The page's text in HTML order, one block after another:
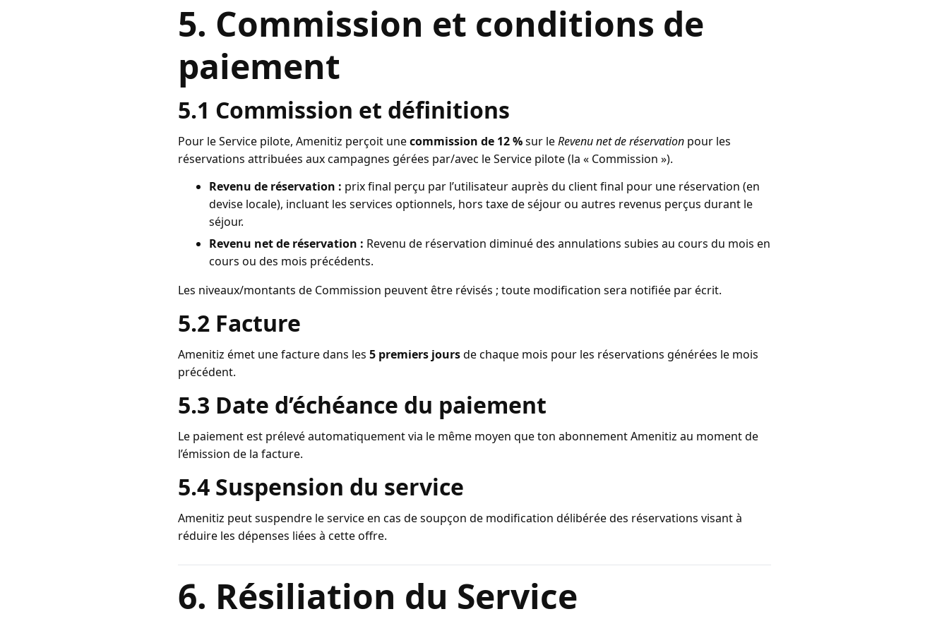
5. Commission et conditions de
paiement
5.1 Commission et définitions
Pour le Service pilote, Amenitiz perçoit unecommission de 12 %sur leRevenu net de réservation pour les
réservations attribuées aux campagnes gérées par/avec le Service pilote (la « Commission »).
Revenu de réservation : prix final perçu par l’utilisateur auprès du client final pour une réservation (en
devise locale), incluant les services optionnels, hors taxe de séjour ou autres revenus perçus durant le
séjour.
Revenu net de réservation : Revenu de réservation diminué des annulations subies au cours du mois en
cours ou des mois précédents.
Les niveaux/montants de Commission peuvent être révisés ; toute modification sera notifiée par écrit.
5.2 Facture
Amenitiz émet une facture dans les 5 premiers joursde chaque mois pour les réservations générées le mois
précédent.
5.3 Date d’échéance du paiement
Le paiement est prélevé automatiquement via le même moyen que ton abonnement Amenitiz au moment de
l’émission de la facture.
5.4 Suspension du service
Amenitiz peut suspendre le service en cas de soupçon de modification délibérée des réservations visant à
réduire les dépenses liées à cette offre.
6. Résiliation du Service